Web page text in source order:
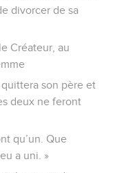
divorcer de sa
Créateur, au
son père et
deux ne feront
qu’un. Que
a uni. »